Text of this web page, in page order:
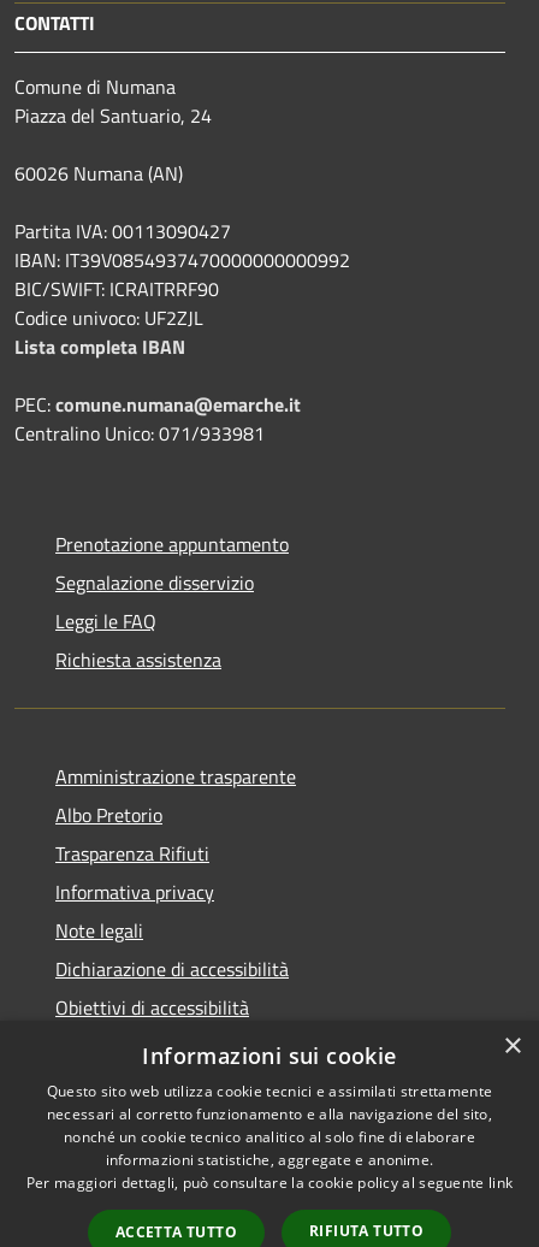
CONTATTI
Comune di Numana
Piazza del Santuario, 24
60026 Numana (AN)
Partita IVA: 00113090427
IBAN: IT39V0854937470000000000992
BIC/SWIFT: ICRAITRRF90
Codice univoco: UF2ZJL
Lista completa IBAN
PEC:comune.numana@emarche.it
Centralino Unico: 071/933981
Prenotazione appuntamento
Segnalazione disservizio
Leggi le FAQ
Richiesta assistenza
Amministrazione trasparente
Albo Pretorio
Trasparenza Rifiuti
Informativa privacy
Note legali
Dichiarazione di accessibilità
Obiettivi di accessibilità
Whistleblowing
Accessibilità
Copyright © 2026 • Comune di
Numana • Powered by
Municipium•
Accesso
×
Informazioni sui cookie
Questo sito web utilizza cookie tecnici e assimilati strettamente
necessari al corretto funzionamento e alla navigazione del sito,
nonché un cookie tecnico analitico al solo fine di elaborare
informazioni statistiche, aggregate e anonime.
Per maggiori dettagli, può consultare la cookie policy al seguente link
ACCETTA TUTTO RIFIUTA TUTTO